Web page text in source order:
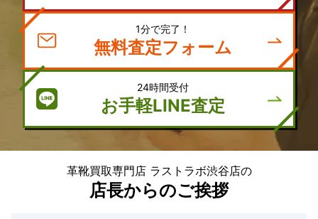
1分で完了！
無料査定フォーム
24時間受付
お手軽LINE査定
革靴買取専門店 ラストラボ渋谷店の
店長からのご挨拶